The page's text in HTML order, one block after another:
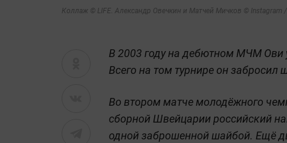
Коллаж © LIFE. Александр Овечкин и Матчей Мичков © Instagram /
В 2003 году на дебютном МЧМ Ови
Всего на том турнире он забросил
Во втором матче молодёжного
сборной Швейцарии российский
одной заброшенной шайбой. Ещё